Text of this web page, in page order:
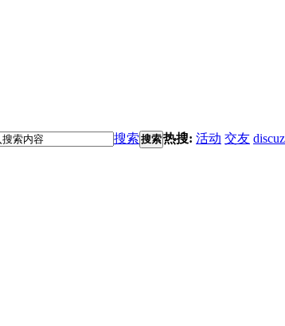
搜索 搜索热搜: 活动 交友 discuz